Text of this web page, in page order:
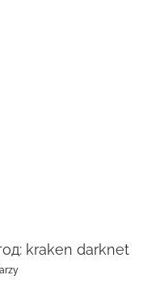
kraken darknet